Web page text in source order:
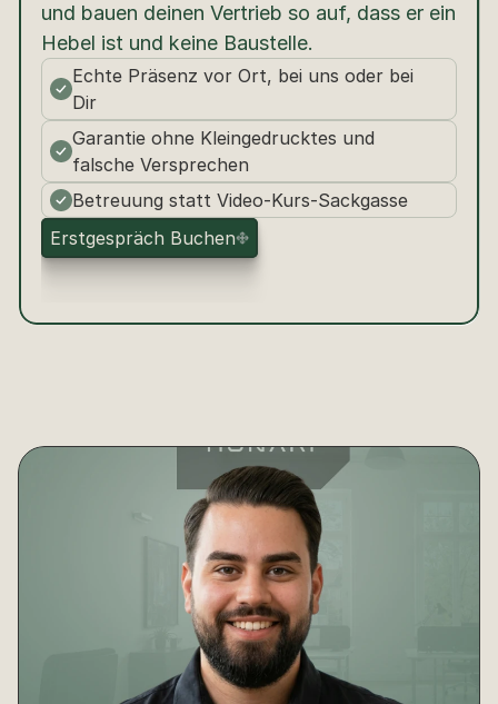
und bauen deinen Vertrieb so auf, dass er ein
Hebel ist und keine Baustelle.
Echte Präsenz vor Ort, bei uns oder bei
Dir
Garantie ohne Kleingedrucktes und
falsche Versprechen
Betreuung statt Video-Kurs-Sackgasse
Erstgespräch Buchen